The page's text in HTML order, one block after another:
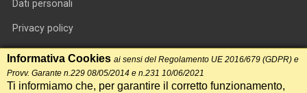
Dati personali
Privacy policy
Informativa cookie
RSS feed
Informativa Cookies ai sensi del Regolamento UE 2016/679 (GDPR) e
Provv. Garante n.229 08/05/2014 e n.231 10/06/2021
Ti informiamo che, per garantire il corretto funzionamento,